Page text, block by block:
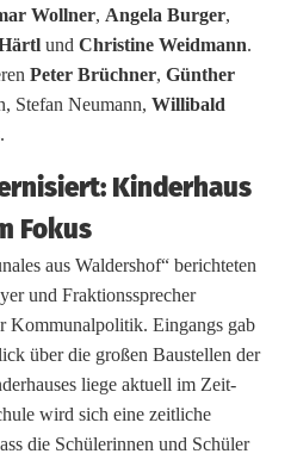
Wollner, Angela Burger,
und Christine Weidmann.
Peter Brüchner, Günther
Stefan Neumann, Willibald
.
Kinderhaus
Fokus
aus Waldershof“ berichteten
und Fraktionssprecher
Kommunalpolitik. Eingangs gab
über die großen Baustellen der
liege aktuell im Zeit-
wird sich eine zeitliche
die Schülerinnen und Schüler